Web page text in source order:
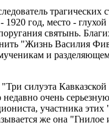
трагических
год, место - глухой
святынь.
"Жизнь Василия
и
"Три силуэта
очень
участника
же она